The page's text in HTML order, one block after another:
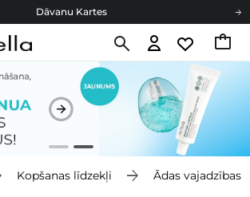
Dāvanu Kartes
Cosibella lojalitātes programma
Dāvanu Kartes
Kopšanas līdzekļi Ādas vajadzības